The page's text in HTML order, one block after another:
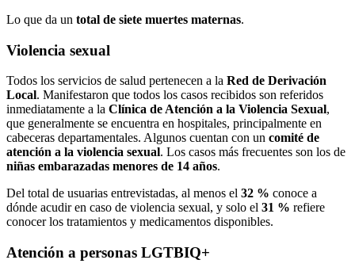
Lo que da un total de siete muertes maternas.
Violencia sexual
Todos los servicios de salud pertenecen a la Red de Derivación
Local. Manifestaron que todos los casos recibidos son referidos
inmediatamente a la Clínica de Atención a la Violencia Sexual,
que generalmente se encuentra en hospitales, principalmente en
cabeceras departamentales. Algunos cuentan con un comité de
atención a la violencia sexual. Los casos más frecuentes son los de
niñas embarazadas menores de 14 años.
Del total de usuarias entrevistadas, al menos el 32 % conoce a
dónde acudir en caso de violencia sexual, y solo el 31 % refiere
conocer los tratamientos y medicamentos disponibles.
Atención a personas LGTBIQ+